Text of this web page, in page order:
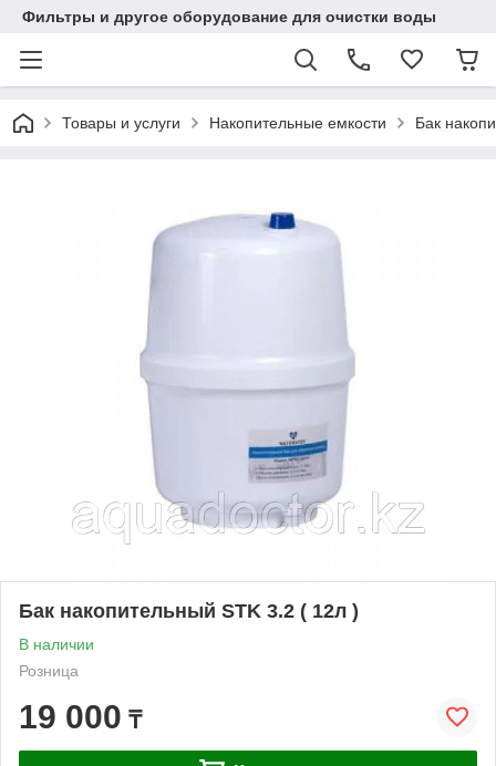
Фильтры и другое оборудование для очистки воды
Товары и услуги Накопительные емкости Бак
Бак накопительный STK 3.2 ( 12л )
В наличии
Розница
19 000 ₸